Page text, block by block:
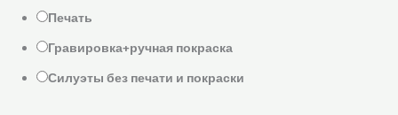
Печать
Гравировка+ручная покраска
Силуэты без печати и покраски